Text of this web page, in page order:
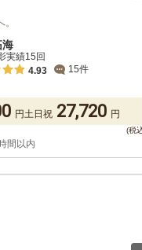
海
実績15回
4.93
15件
円土日祝 27,720 円
間以内